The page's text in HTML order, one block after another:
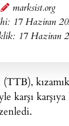
marksist.org
17 Haziran
17 Haziran
kızamık
karşı